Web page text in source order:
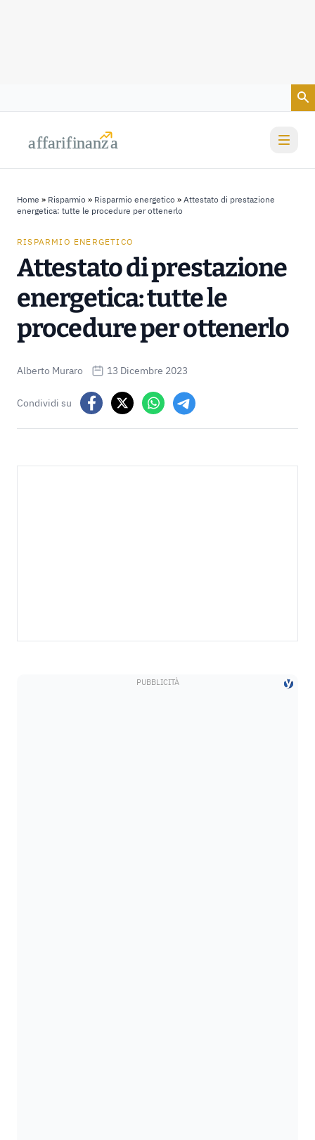
affarifinanza
affarifinanza
Home » Risparmio » Risparmio energetico » Attestato di prestazione
energetica: tutte le procedure per ottenerlo
RISPARMIO ENERGETICO
Attestato di prestazione
energetica: tutte le
procedure per ottenerlo
Alberto Muraro 13 Dicembre 2023
Condividi su